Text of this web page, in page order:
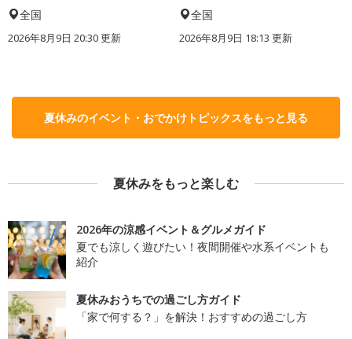
全国
2026年8月9日 20:30更新
全国
2026年8月9日 18:13 更新
夏休みのイベント・おでかけトピックスをもっと見る
夏休みをもっと楽しむ
2026年の涼感イベント＆グルメガイド
夏でも涼しく遊びたい！夜間開催や水系イベントも
紹介
夏休みおうちでの過ごし方ガイド
「家で何する？」を解決！おすすめの過ごし方